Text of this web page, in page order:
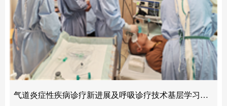
气道炎症性疾病诊疗新进展及呼吸诊疗技术基层学习班圆满召开